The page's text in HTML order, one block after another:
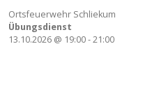
Ortsfeuerwehr Schliekum
Übungsdienst
13.10.2026 @ 19:00-21:00